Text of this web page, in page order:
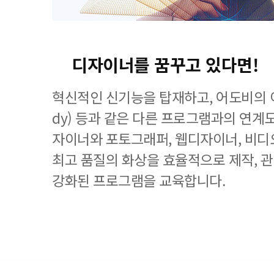
디자이너를 꿈꾸고 있다면!
혁신적인 신기능을 탑재하고, 어도비
dy) 등과 같은 다른 프로그램과의 연계
자이너와 포토그래퍼, 웹디자이너, 비
최고 품질의 화상을 효율적으로 제작,
강화된 프로그램을 교육합니다.